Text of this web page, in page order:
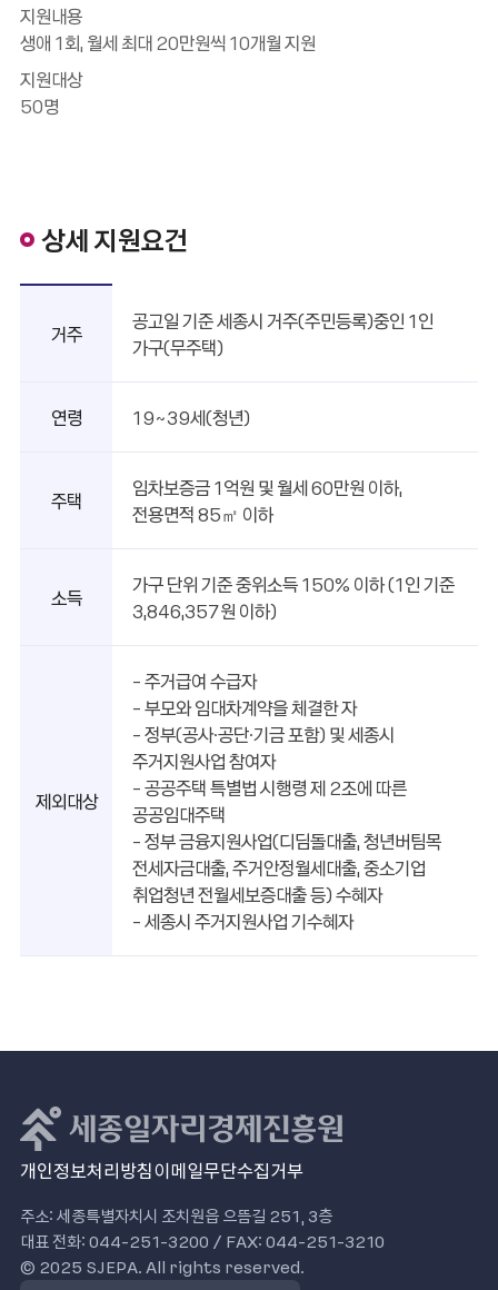
지원내용
생애 1회, 월세 최대 20만원씩 10개월 지원
지원대상
50명
상세 지원요건
거주
공고일 기준 세종시 거주(주민등록)중인 1인
가구(무주택)
연령 19~39세(청년)
주택
임차보증금 1억원 및 월세 60만원 이하,
전용면적 85㎡ 이하
소득
가구 단위 기준 중위소득 150% 이하 (1인 기준
3,846,357원 이하)
제외대상
- 주거급여 수급자
- 부모와 임대차계약을 체결한 자
- 정부(공사·공단·기금 포함) 및 세종시
주거지원사업 참여자
- 공공주택 특별법 시행령 제 2조에 따른
공공임대주택
- 정부 금융지원사업(디딤돌대출, 청년버팀목
전세자금대출, 주거안정월세대출, 중소기업
취업청년 전월세보증대출 등) 수혜자
- 세종시 주거지원사업 기수혜자
개인정보처리방침이메일무단수집거부
주소: 세종특별자치시 조치원읍 으뜸길 251, 3층
대표 전화: 044-251-3200 / FAX: 044-251-3210
© 2025 SJEPA. All rights reserved.